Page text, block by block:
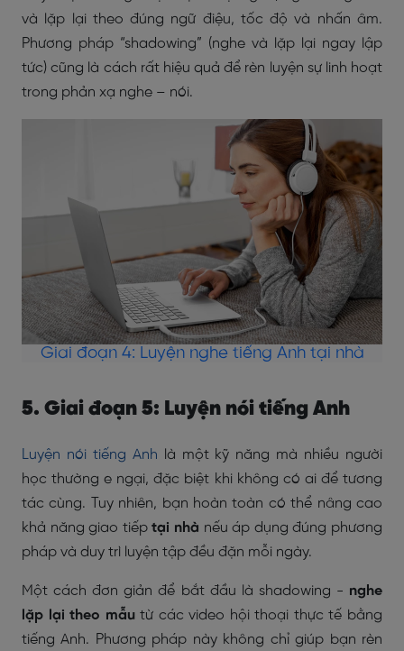
và lặp lại theo đúng ngữ điệu, tốc độ và nhấn âm.
Phương pháp “shadowing” (nghe và lặp lại ngay lập
tức) cũng là cách rất hiệu quả để rèn luyện sự linh hoạt
trong phản xạ nghe – nói.
Giai đoạn 4: Luyện nghe tiếng Anh tại nhà
5. Giai đoạn 5: Luyện nói tiếng Anh
Luyện nói tiếng Anh là một kỹ năng mà nhiều người
học thường e ngại, đặc biệt khi không có ai để tương
tác cùng. Tuy nhiên, bạn hoàn toàn có thể nâng cao
khả năng giao tiếptại nhà nếu áp dụng đúng phương
pháp và duy trì luyện tập đều đặn mỗi ngày.
Một cách đơn giản để bắt đầu là shadowing - nghe
lặp lại theo mẫutừ các video hội thoại thực tế bằng
tiếng Anh. Phương pháp này không chỉ giúp bạn rèn